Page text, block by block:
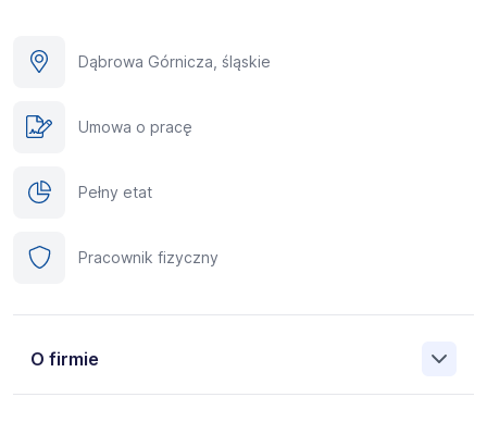
Dąbrowa Górnicza, śląskie
Umowa o pracę
Pełny etat
Pracownik fizyczny
O firmie